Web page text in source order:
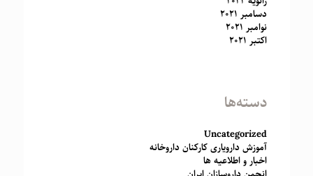
دسامبر 2021
نوامبر 2021
اکتبر 2021
دسته‌ها
Uncategorized
آموزش دارویاری کارکنان داروخانه
اخبار و اطلاعیه ها